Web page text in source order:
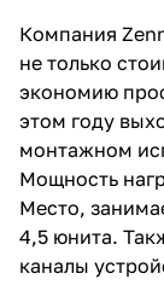
Компания
не только
экономию
этом году
монтажном
Мощность
Место,
4,5 юнита.
каналы